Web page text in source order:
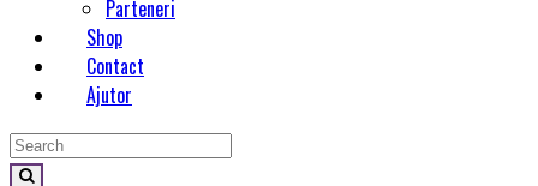
Parteneri
Shop
Contact
Ajutor